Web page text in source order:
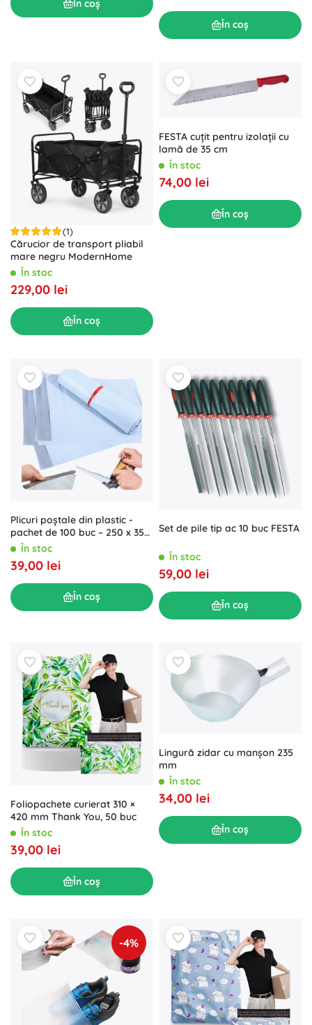
În coș
În coș
(1)
Cărucior de transport pliabil
mare negru ModernHome
În stoc
229,00 lei
În coș
FESTA cuțit pentru izolații cu
lamă de 35 cm
În stoc
74,00 lei
În coș
Plicuri poștale din plastic -
pachet de 100 buc – 250 x 350
mmÎn stoc
39,00 lei
În coș
Set de pile tip ac 10 buc FESTA
În stoc
59,00 lei
În coș
Foliopachete curierat 310 ×
420 mm Thank You, 50 buc
În stoc
39,00 lei
În coș
Lingură zidar cu manșon 235
mm
În stoc
34,00 lei
În coș
-4%